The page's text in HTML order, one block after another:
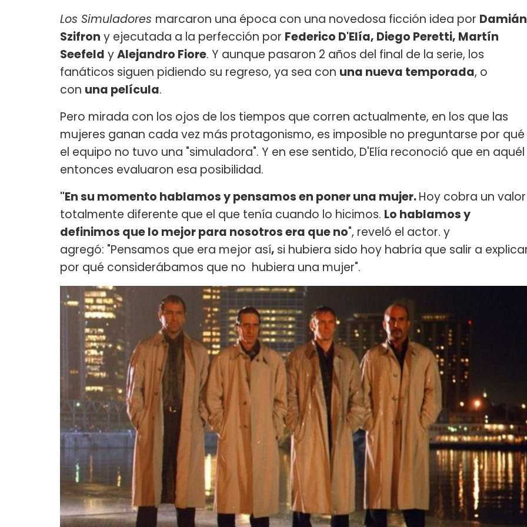
Los Simuladores marcaron una época con una novedosa ficción idea por Damián
Szifron y ejecutada a la perfección por Federico D'Elía, Diego Peretti, Martín
Seefeld yAlejandro Fiore. Y aunque pasaron 2 años del final de la serie, los
fanáticos siguen pidiendo su regreso, ya sea con una nueva temporada, o
con una película.
Pero mirada con los ojos de los tiempos que corren actualmente, en los que las
mujeres ganan cada vez más protagonismo, es imposible no preguntarse por qué
el equipo no tuvo una "simuladora". Y en ese sentido, D'Elía reconoció que en aquél
entonces evaluaron esa posibilidad.
"En su momento hablamos y pensamos en poner una mujer.Hoy cobra un valor
totalmente diferente que el que tenía cuando lo hicimos. Lo hablamos y
definimos que lo mejor para nosotros era que no", reveló el actor. y
agregó: "Pensamos que era mejor así, si hubiera sido hoy habría que salir a
por qué considerábamos que no hubiera una mujer".